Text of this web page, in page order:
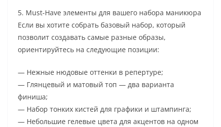
5. Must-Have элементы для вашего набора маникюра
Если вы хотите собрать базовый набор, который
позволит создавать самые разные образы,
ориентируйтесь на следующие позиции:
— Нежные нюдовые оттенки в репертуре;
— Глянцевый и матовый топ — два варианта
финиша;
— Набор тонких кистей для графики и штампинга;
— Небольшие гелевые цвета для акцентов на одном